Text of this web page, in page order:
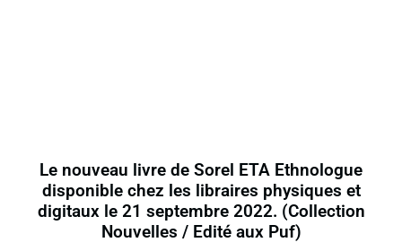
Le nouveau livre de Sorel ETA Ethnologue
disponible chez les libraires physiques et
digitaux le 21 septembre 2022. (Collection
Nouvelles / Edité aux Puf)